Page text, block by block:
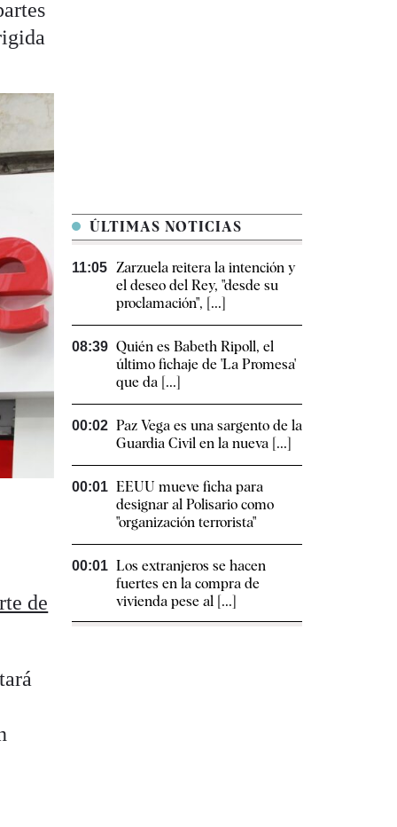
de
ÚLTIMAS NOTICIAS
11:05 Zarzuela reitera la intención y
el deseo del Rey, "desde su
proclamación", [...]
08:39 Quién es Babeth Ripoll, el
último fichaje de 'La Promesa'
que da [...]
00:02 Paz Vega es una sargento de la
Guardia Civil en la nueva [...]
00:01 EEUU mueve ficha para
designar al Polisario como
"organización terrorista"
00:01 Los extranjeros se hacen
fuertes en la compra de
vivienda pese al [...]